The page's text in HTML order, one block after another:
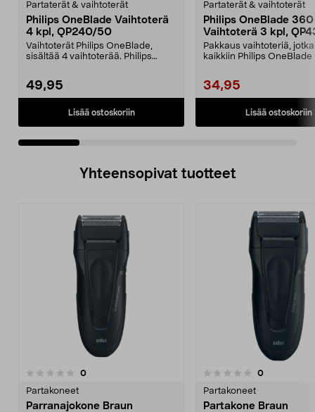
Partaterät & vaihtoterät
Philips OneBlade Vaihtoterä
4 kpl, QP240/50
Vaihtoterät Philips OneBlade,
sisältää 4 vaihtoterää. Philips
49,95
Lisää ostoskoriin
Partaterät & vaihtoterät
Philips OneBlade 360
Vaihtoterä 3 kpl,
Pakkaus vaihtoteriä,
kaikkiin Philips OneBlade
34,95
Lisää ostoskoriin
Yhteensopivat tuotteet
0arvostelut
Partakoneet
Parranajokone Braun
0.0 viidestä
0arvostelut
Partakoneet
Partakone Braun